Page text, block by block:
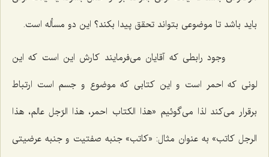
باید باشد تا موضوعى بتواند تحقق پیدا بكند؟ این دو مسأله است.
وجود رابطى كه آقایان مى‌فرمایند كارش این است كه این
لونى كه احمر است و این كتابى كه موضوع و جسم است ارتباط
برقرار مى‌كند لذا مى‌گوئیم «هذا الكتاب احمر، هذا الرّجل عالم، هذا
الرجل كاتب» به عنوان مثال: «كاتب» جنبه صفتیت و جنبه عرضیتى